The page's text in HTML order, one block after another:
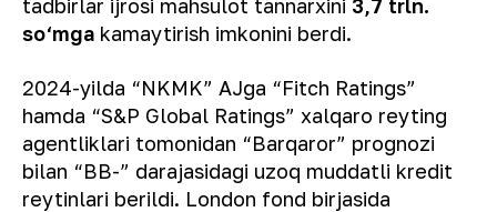
tadbirlar ijrosi mahsulot tannarxini 3,7 trln.
so‘mga kamaytirish imkonini berdi.
2024-yilda “NKMK” AJga “Fitch Ratings”
hamda “S&P Global Ratings” xalqaro reyting
agentliklari tomonidan “Barqaror” prognozi
bilan “BB-” darajasidagi uzoq muddatli kredit
reytinlari berildi. London fond birjasida